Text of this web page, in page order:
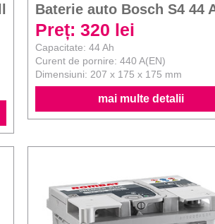
Baterie auto Bosch S4 44
Preț: 320 lei
Capacitate: 44 Ah
Curent de pornire: 440 A(EN)
Dimensiuni: 207 x 175 x 175 mm
mai multe detalii